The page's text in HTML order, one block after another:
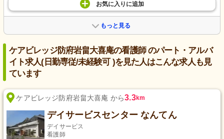
お気に入り に追加
もっと見る
ケアビレッジ防府岩畠大喜庵の看護師 のパート・アルバ
イト求人(日勤専従/未経験可 )を見た人はこんな求人も見
ています
ケアビレッジ防府岩畠大喜庵 から3.3km
デイサービスセンター なんてん
デイサービス
看護師